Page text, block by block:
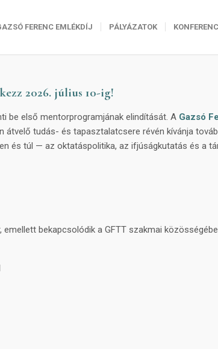
FERENC EMLÉKDÍJ PÁLYÁZATOK
2026. július 10-ig!
be első mentorprogramjának elindítását. A Gazsó
átvelő tudás- és tapasztalatcsere révén kívánja
és túl — az oktatáspolitika, az ifjúságkutatás és a
bekapcsolódik a GFTT szakmai